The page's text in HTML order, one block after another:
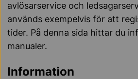
avlösarservice och
används exempelvis för att
tider. På denna sida hittar du
manualer.
Information